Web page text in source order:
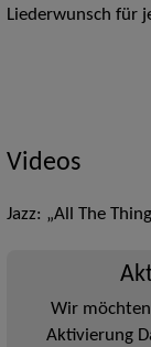
Liederwunsch für
Videos
Jazz: „All The
Wir
Aktivierung